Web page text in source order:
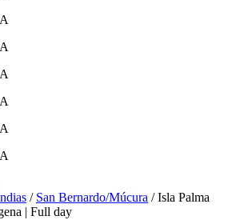
/ San Bernardo/Múcura / Isla Palma
| Full day